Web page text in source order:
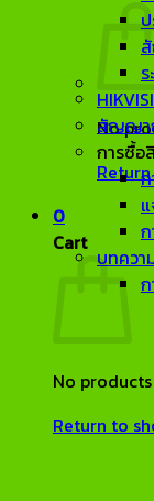
No
0
Cart
No
Return to
สัญญา
การซื้อ
บทควา